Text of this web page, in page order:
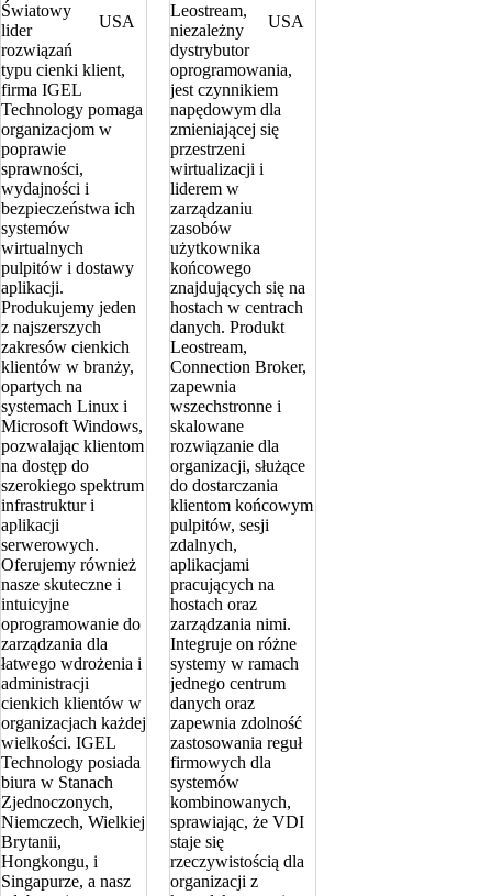
USA
Światowy
lider
rozwiązań
typu cienki klient,
firma IGEL
Technology pomaga
organizacjom w
poprawie
sprawności,
wydajności i
bezpieczeństwa ich
systemów
wirtualnych
pulpitów i dostawy
aplikacji.
Produkujemy jeden
z najszerszych
zakresów cienkich
klientów w branży,
opartych na
systemach Linux i
Microsoft Windows,
pozwalając klientom
na dostęp do
szerokiego spektrum
infrastruktur i
aplikacji
serwerowych.
Oferujemy również
nasze skuteczne i
intuicyjne
oprogramowanie do
zarządzania dla
łatwego wdrożenia i
administracji
cienkich klientów w
organizacjach każdej
wielkości. IGEL
Technology posiada
biura w Stanach
Zjednoczonych,
Niemczech, Wielkiej
Brytanii,
Hongkongu, i
Singapurze, a nasz
USA
Leostream,
niezależny
dystrybutor
oprogramowania,
jest czynnikiem
napędowym dla
zmieniającej się
przestrzeni
wirtualizacji i
liderem w
zarządzaniu
zasobów
użytkownika
końcowego
znajdujących się na
hostach w centrach
danych. Produkt
Leostream,
Connection Broker,
zapewnia
wszechstronne i
skalowane
rozwiązanie dla
organizacji, służące
do dostarczania
klientom końcowym
pulpitów, sesji
zdalnych,
aplikacjami
pracujących na
hostach oraz
zarządzania nimi.
Integruje on różne
systemy w ramach
jednego centrum
danych oraz
zapewnia zdolność
zastosowania reguł
firmowych dla
systemów
kombinowanych,
sprawiając, że VDI
staje się
rzeczywistością dla
organizacji z